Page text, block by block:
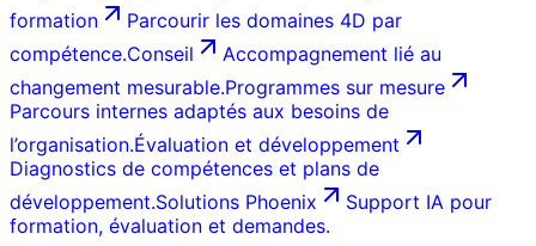
formation
Parcourir les domaines 4D par
compétence.Conseil
Accompagnement lié au
changement mesurable.Programmes sur mesure
Parcours internes adaptés aux besoins de
l’organisation.Évaluation et développement
Diagnostics de compétences et plans de
développement.Solutions Phoenix
Support IA pour
formation, évaluation et demandes.